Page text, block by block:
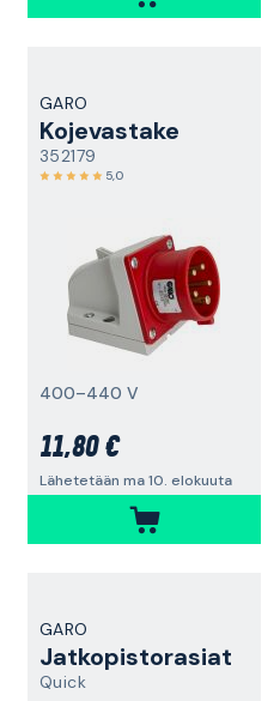
GARO
Kojevastake
352179
5,0
400–440 V
11,80 €
Lähetetään ma 10. elokuuta
GARO
Jatkopistorasiat
Quick